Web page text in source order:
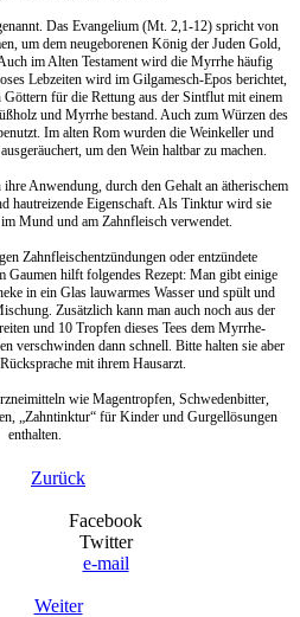
Das Evangelium (Mt. 2,1-12) spricht von
um dem neugeborenen König der Juden Gold,
im Alten Testament wird die Myrrhe häufig
Lebzeiten wird im Gilgamesch-Epos berichtet,
für die Rettung aus der Sintflut mit einem
und Myrrhe bestand. Auch zum Würzen des
Im alten Rom wurden die Weinkeller und
um den Wein haltbar zu machen.
Anwendung, durch den Gehalt an ätherischem
hautreizende Eigenschaft. Als Tinktur wird sie
Mund und am Zahnfleisch verwendet.
Zahnfleischentzündungen oder entzündete
Gaumen hilft folgendes Rezept: Man gibt einige
in ein Glas lauwarmes Wasser und spült und
Zusätzlich kann man auch noch aus der
und 10 Tropfen dieses Tees dem Myrrhe-
verschwinden dann schnell. Bitte halten sie aber
mit ihrem Hausarzt.
wie Magentropfen, Schwedenbitter,
„Zahntinktur“ für Kinder und Gurgellösungen
enthalten.
Zurück
Facebook
Twitter
e-mail
Weiter